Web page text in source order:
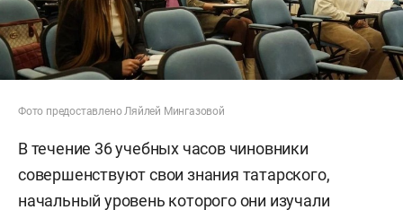
Фото предоставлено Ляйлей Мингазовой
В течение 36 учебных часов чиновники
совершенствуют свои знания татарского,
начальный уровень которого они изучали